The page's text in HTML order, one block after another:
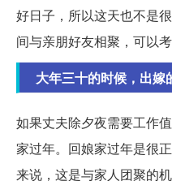
好日子，所以这天也不是
间与亲朋好友相聚，可以
大年三十的时候，出
如果丈夫除夕夜需要工作
家过年。回娘家过年是很
来说，这是与家人团聚的